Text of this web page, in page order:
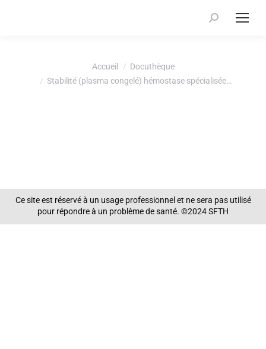
Recherche
Accueil
Docuthèque
Stabilité (plasma congelé) hémostase spécialisée…
Ce site est réservé à un usage professionnel et ne sera pas utilisé
pour répondre à un problème de santé. ©2024 SFTH